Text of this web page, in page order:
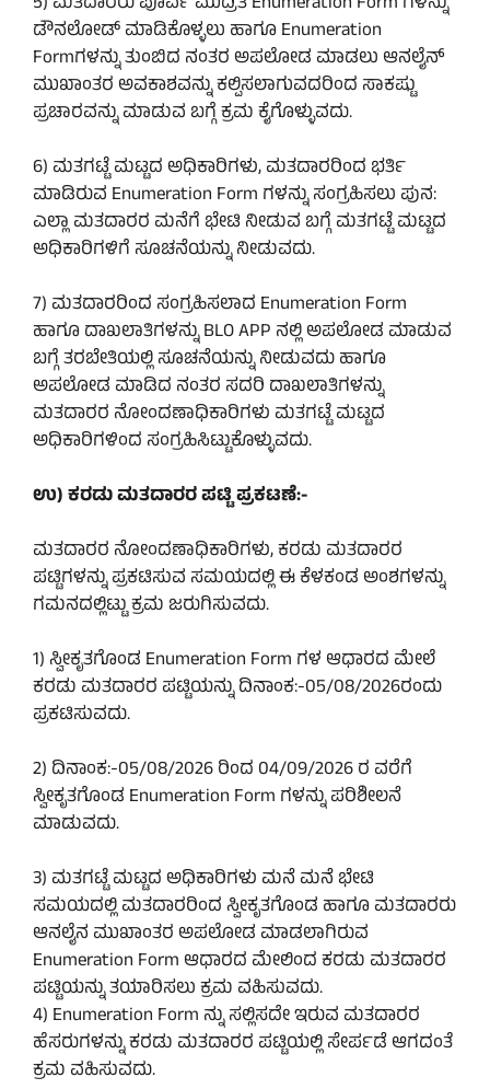
ಡೌನಲೋಡ್ ಮಾಡಿಕೊಳ್ಳಲು ಹಾಗೂ Enumeration
Formಗಳನ್ನು ತುಂಬಿದ ನಂತರ ಅಪಲೋಡ ಮಾಡಲು ಆನಲೈನ್
ಮುಖಾಂತರ ಅವಕಾಶವನ್ನು ಕಲ್ಪಿಸಲಾಗುವದರಿಂದ ಸಾಕಷ್ಟು
ಪ್ರಚಾರವನ್ನು ಮಾಡುವ ಬಗ್ಗೆ ಕ್ರಮ ಕೈಗೊಳ್ಳುವದು.
6) ಮತಗಟ್ಟೆ ಮಟ್ಟದ ಅಧಿಕಾರಿಗಳು, ಮತದಾರರಿಂದ ಭರ್ತಿ
ಮಾಡಿರುವ Enumeration Form ಗಳನ್ನು ಸಂಗ್ರಹಿಸಲು ಪುನ:
ಎಲ್ಲಾ ಮತದಾರರ ಮನೆಗೆ ಭೇಟಿ ನೀಡುವ ಬಗ್ಗೆ ಮತಗಟ್ಟೆ ಮಟ್ಟದ
ಅಧಿಕಾರಿಗಳಿಗೆ ಸೂಚನೆಯನ್ನು ನೀಡುವದು.
7) ಮತದಾರರಿಂದ ಸಂಗ್ರಹಿಸಲಾದ Enumeration Form
ಹಾಗೂ ದಾಖಲಾತಿಗಳನ್ನು BLO APP ನಲ್ಲಿ ಅಪಲೋಡ ಮಾಡುವ
ಬಗ್ಗೆ ತರಬೇತಿಯಲ್ಲಿ ಸೂಚನೆಯನ್ನು ನೀಡುವದು ಹಾಗೂ
ಅಪಲೋಡ ಮಾಡಿದ ನಂತರ ಸದರಿ ದಾಖಲಾತಿಗಳನ್ನು
ಮತದಾರರ ನೋಂದಣಾಧಿಕಾರಿಗಳು ಮತಗಟ್ಟೆ ಮಟ್ಟದ
ಅಧಿಕಾರಿಗಳಿಂದ ಸಂಗ್ರಹಿಸಿಟ್ಟುಕೊಳ್ಳುವದು.
ಉ) ಕರಡು ಮತದಾರರ ಪಟ್ಟಿ ಪ್ರಕಟಣೆ:-
ಮತದಾರರ ನೋಂದಣಾಧಿಕಾರಿಗಳು, ಕರಡು ಮತದಾರರ
ಪಟ್ಟಿಗಳನ್ನು ಪ್ರಕಟಿಸುವ ಸಮಯದಲ್ಲಿ ಈ ಕೆಳಕಂಡ ಅಂಶಗಳನ್ನು
ಗಮನದಲ್ಲಿಟ್ಟು ಕ್ರಮ ಜರುಗಿಸುವದು.
1) ಸ್ವೀಕೃತಗೊಂಡ Enumeration Form ಗಳ ಆಧಾರದ ಮೇಲೆ
ಕರಡು ಮತದಾರರ ಪಟ್ಟಿಯನ್ನು ದಿನಾಂಕ:-05/08/2026ರಂದು
ಪ್ರಕಟಿಸುವದು.
2) ದಿನಾಂಕ:-05/08/2026 ರಿಂದ 04/09/2026 ರ ವರೆಗೆ
ಸ್ವೀಕೃತಗೊಂಡ Enumeration Form ಗಳನ್ನು ಪರಿಶೀಲನೆ
ಮಾಡುವದು.
3) ಮತಗಟ್ಟೆ ಮಟ್ಟದ ಅಧಿಕಾರಿಗಳು ಮನೆ ಮನೆ ಭೇಟಿ
ಸಮಯದಲ್ಲಿ ಮತದಾರರಿಂದ ಸ್ವೀಕೃತಗೊಂಡ ಹಾಗೂ ಮತದಾರರು
ಆನಲೈನ ಮುಖಾಂತರ ಅಪಲೋಡ ಮಾಡಲಾಗಿರುವ
Enumeration Form ಆಧಾರದ ಮೇಲಿಂದ ಕರಡು ಮತದಾರರ
ಪಟ್ಟಿಯನ್ನು ತಯಾರಿಸಲು ಕ್ರಮ ವಹಿಸುವದು.
4) Enumeration Form ನ್ನು ಸಲ್ಲಿಸದೇ ಇರುವ ಮತದಾರರ
ಹೆಸರುಗಳನ್ನು ಕರಡು ಮತದಾರರ ಪಟ್ಟಿಯಲ್ಲಿ ಸೇರ್ಪಡೆ ಆಗದಂತೆ
ಕ್ರಮ ವಹಿಸುವದು.